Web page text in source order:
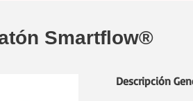
Smartflow®
Descripción